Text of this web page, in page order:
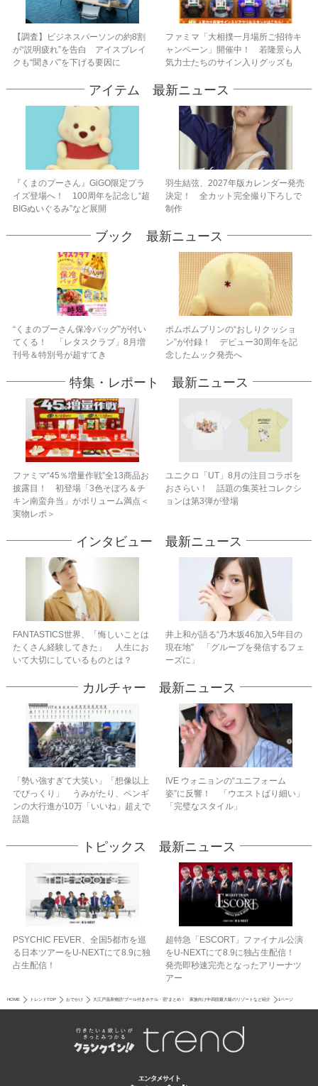
【調査】ビジネスパーソンの約8割
が“説明疲れ”を告白 アイスブレイ
クも“聞きパ”を下げる要因に
ファミマ「大相撲一月場所ご招待キ
ャンペーン」開催中！ 若隆景ら人
気力士たちのサイン入りグッズも
アイテム 最新ニュース
『くまのプーさん』GiGO限定プラ
イズ登場へ！ 100周年を記念し“超
BIGぬいぐるみ”など展開
羽生結弦、2027年版カレンダー発売
決定！ 全カット完全撮り下ろしで
制作
ブック 最新ニュース
“くまのプーさん保冷バッグ”が付い
てくる！ 「レタスクラブ」8月増
刊号＆特別号が超すてき
ポムポムプリンの“おしりクッショ
ン”が付録！ デビュー30周年を記
念したムック発売へ
特集・レポート 最新ニュース
ファミマ“45％増量作戦”全13商品お
披露目！ 初登場「3色そぼろ＆チ
キン南蛮弁当」がボリューム満点＜
実物レポ＞
ユニクロ「UT」8月の注目コラボを
おさらい！ 話題の集英社コレクシ
ョンは第3弾が登場
インタビュー 最新ニュース
FANTASTICS世界、「悔しいことは
たくさん経験してきた」 人生にお
いて大切にしているものとは？
井上和が語る“乃木坂46加入5年目の
現在地” 「グループを発信するフェ
ーズに」
カルチャー 最新ニュース
「勢い強すぎて大笑い」「想像以上
でびっくり」 うみがたり、ペンギ
ンの大行進が10万「いいね」超えで
話題
IVE ウォニョンの“ユニフォーム
姿”に反響！ 「ウエストばり細い」
「完璧なスタイル」
トピックス 最新ニュース
PSYCHIC FEVER、全国5都市を巡
る日本ツアーをU‐NEXTにて8.9に独
占生配信！
超特急「ESCORT」ファイナル公演
をU-NEXTにて8.9に独占生配信！
発売即秒速完売となったアリーナツ
アー
HOME トレンドTOP おでかけ 大江戸温泉物語“プール付きホテル・宿”まとめ！ 家族向け中四国最大級のリゾートなど紹介 1ページ